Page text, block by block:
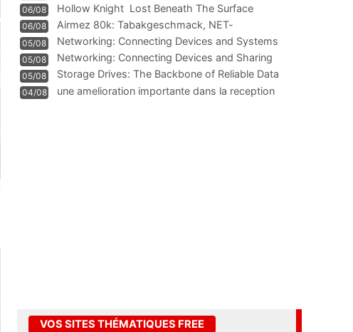
06/08 Hollow Knight  Lost Beneath The Surface
06/08
Airmez 80k: Tabakgeschmack, NET-
Technologie und Leistung im
05/08 Networking: Connecting Devices and Systems
05/08
Networking: Connecting Devices and Sharing
Information
05/08
Storage Drives: The Backbone of Reliable Data
Management
04/08
une amelioration importante dans la reception
VOS SITES THÉMATIQUES FREE